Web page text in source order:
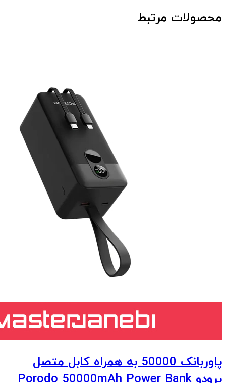
محصولات مرتبط
پاوربانک 50000 به همراه کابل متصل
پرودو Porodo 50000mAh Power Bank